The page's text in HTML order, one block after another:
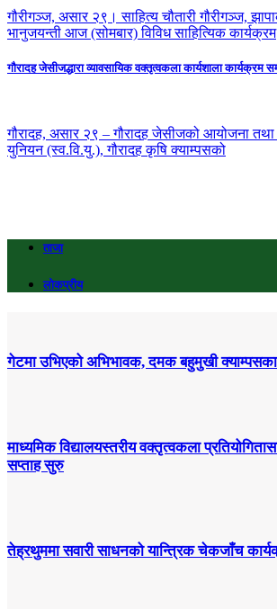
गौरीगञ्ज, असार २९। साहित्य चौतारी गौरीगञ्ज,
भानुजयन्ती आज (सोमबार) विविध साहित्यिक कार्यक्रम
गौरादह जेसीजद्धारा व्यावसायिक वक्तृत्वकला कार्यशाला कार्यक्रम
गौरादह, असार २९ – गौरादह जेसीजको आयोजना तथा
युनियन (स्व.वि.यु.), गौरादह कृषि क्याम्पसको
ताजा
लोकप्रीय
गेटमा उभिएको अभिभावक, दमक बहुमुखी क्याम्पसका
माध्यमिक विद्यालयस्तरीय वक्तृत्वकला
सप्ताह सुरु
तेह्रथुममा सवारी साधनको यान्त्रिक चेकजाँच